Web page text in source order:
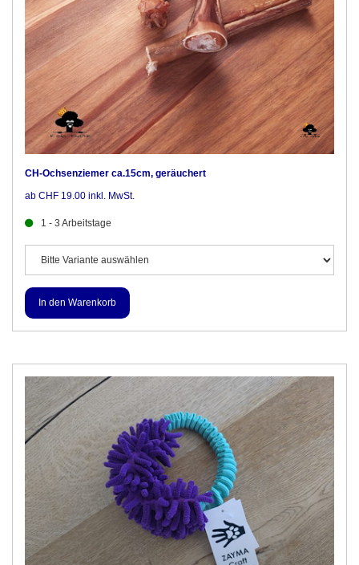
CH-Ochsenziemer ca.15cm, geräuchert
ab CHF 19.00 inkl. MwSt.
1 - 3 Arbeitstage